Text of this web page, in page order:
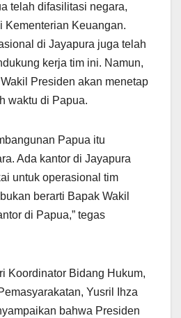
telah difasilitasi negara,
Kementerian Keuangan.
di Jayapura juga telah
kerja tim ini. Namun,
Presiden akan menetap
waktu di Papua.
Papua itu
Ada kantor di Jayapura
untuk operasional tim
berarti Bapak Wakil
di Papua,” tegas
Koordinator Bidang Hukum,
Yusril Ihza
bahwa Presiden